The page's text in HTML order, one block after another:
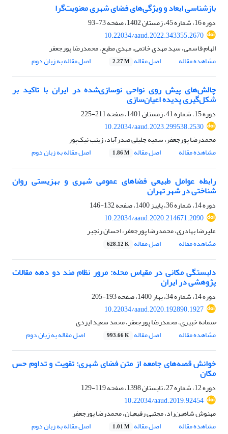
بازشناسی ابعاد و ویژگی‌های فضای شهری معنویت‌گرا
دوره 16، شماره 45، زمستان 1402، صفحه
73-93
10.22034/aaud.2022.343355.2670
الهام قاسمی، سید مهدی خاتمی، مهدی مطیع، محمدرضا پورجعفر
مشاهده مقاله
اصل مقاله 2.27 M اصل مقاله به زبان دوم
چالش‌های پیش روی نواحی نوسازی‌شده در ایران با تاکید بر
شکل‌‌گیری پدیده اعیان‌‌سازی
دوره 15، شماره 41، زمستان 1401، صفحه
211-225
10.22034/aaud.2023.299538.2530
محمدرضا پورجعفر، سمیه جلیلی صدرآباد، زینب نیک‌پور
مشاهده مقاله
اصل مقاله 1.86 M اصل مقاله به زبان دوم
رابطه عوامل طبیعی فضاهای عمومی شهری و بهزیستی روان
شناختی در شهر تهران
دوره 14، شماره 36، پاییز 1400، صفحه
132-146
10.22034/aaud.2020.214671.2090
علیرضا بهادری، محمدرضا پورجعفر، احسان رنجبر
مشاهده مقاله
اصل مقاله 628.12 K
دلبستگی مکانی در مقیاس محله: مرور نظام مند دو دهه مقالات
پژوهشی در ایران
دوره 14، شماره 34، بهار 1400، صفحه
193-205
10.22034/aaud.2020.192890.1927
ُسمانه خبیری، محمدرضا پورجعفر، محمد سعید ایزدی
مشاهده مقاله
اصل مقاله 993.66 K اصل مقاله به زبان دوم
خوانش قصه‌های جامعه از متن فضای شهری: تقویت و تداوم حس
مکان
دوره 12، شماره 27، تابستان 1398، صفحه
119-129
10.22034/aaud.2019.92454
مهنوش شاهین‌راد، مجتبی رفیعیان، محمدرضا پورجعفر
مشاهده مقاله
اصل مقاله 1.01 M اصل مقاله به زبان دوم